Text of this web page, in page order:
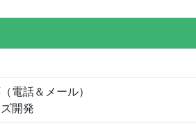
電話＆メール）
開発